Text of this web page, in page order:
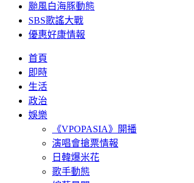
颱風白海豚動態
SBS歌謠大戰
優惠好康情報
首頁
即時
生活
政治
娛樂
《VPOPASIA》開播
演唱會搶票情報
日韓爆米花
歌手動態